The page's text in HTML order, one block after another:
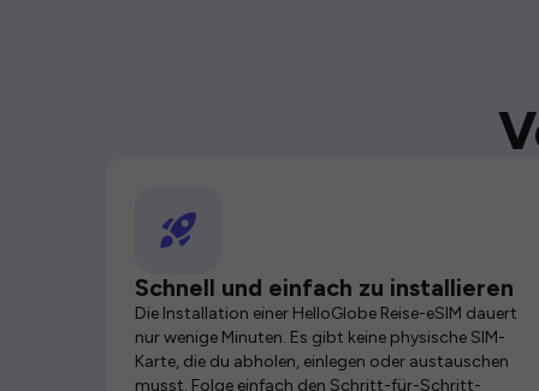
Schnell und einfach zu installieren
Die Installation einer HelloGlobe Reise-eSIM dauert
nur wenige Minuten. Es gibt keine physische SIM-
Karte, die du abholen, einlegen oder austauschen
musst. Folge einfach den Schritt-für-Schritt-